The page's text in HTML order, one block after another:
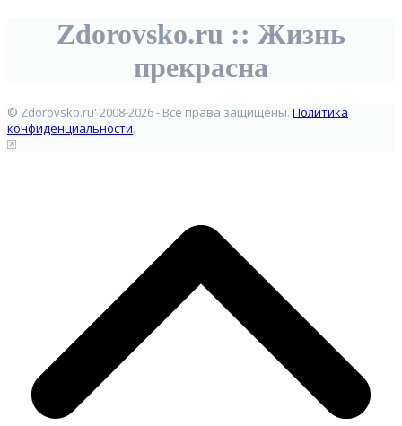
Zdorovsko.ru :: Жизнь
прекрасна
© Zdorovsko.ru' 2008-2026 - Все права защищены. Политика
конфиденциальности.